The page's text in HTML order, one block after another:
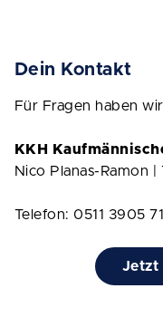
Dein Kontakt
Für Fragen haben
KKH
Nico Planas-Ramon |
Telefon: 0511 3905
Jetzt